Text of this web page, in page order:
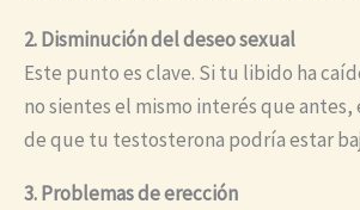
2. Disminución del deseo sexual
Este punto es clave. Si tu libido ha
no sientes el mismo interés que antes,
de que tu testosterona podría estar
3. Problemas de erección